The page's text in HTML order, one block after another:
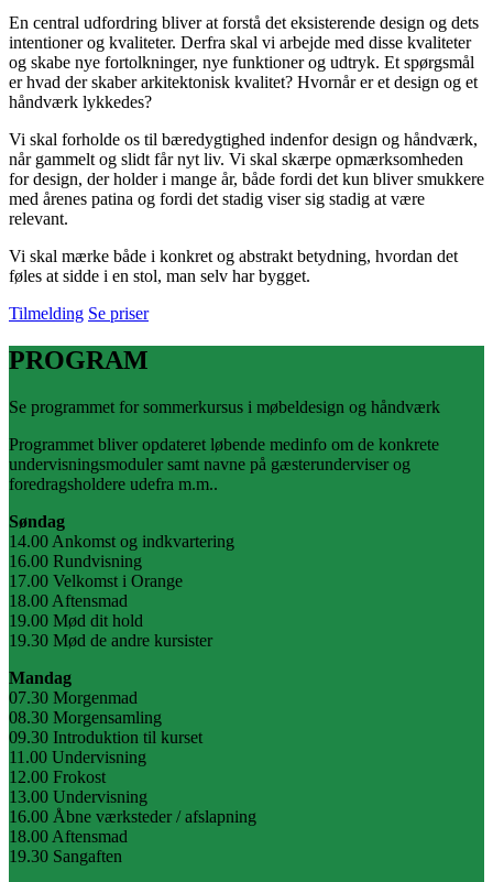
En central udfordring bliver at forstå det eksisterende design og dets
intentioner og kvaliteter. Derfra skal vi arbejde med disse kvaliteter
og skabe nye fortolkninger, nye funktioner og udtryk. Et spørgsmål
er hvad der skaber arkitektonisk kvalitet? Hvornår er et design og et
håndværk lykkedes?
Vi skal forholde os til bæredygtighed indenfor design og håndværk,
når gammelt og slidt får nyt liv. Vi skal skærpe opmærksomheden
for design, der holder i mange år, både fordi det kun bliver smukkere
med årenes patina og fordi det stadig viser sig stadig at være
relevant.
Vi skal mærke både i konkret og abstrakt betydning, hvordan det
føles at sidde i en stol, man selv har bygget.
Tilmelding Se priser
PROGRAM
Se programmet for sommerkursus i møbeldesign og håndværk
Programmet bliver opdateret løbende medinfo om de konkrete
undervisningsmoduler samt navne på gæsterunderviser og
foredragsholdere udefra m.m..
Søndag
14.00 Ankomst og indkvartering
16.00 Rundvisning
17.00 Velkomst i Orange
18.00 Aftensmad
19.00 Mød dit hold
19.30 Mød de andre kursister
Mandag
07.30 Morgenmad
08.30 Morgensamling
09.30 Introduktion til kurset
11.00 Undervisning
12.00 Frokost
13.00 Undervisning
16.00 Åbne værksteder / afslapning
18.00 Aftensmad
19.30 Sangaften